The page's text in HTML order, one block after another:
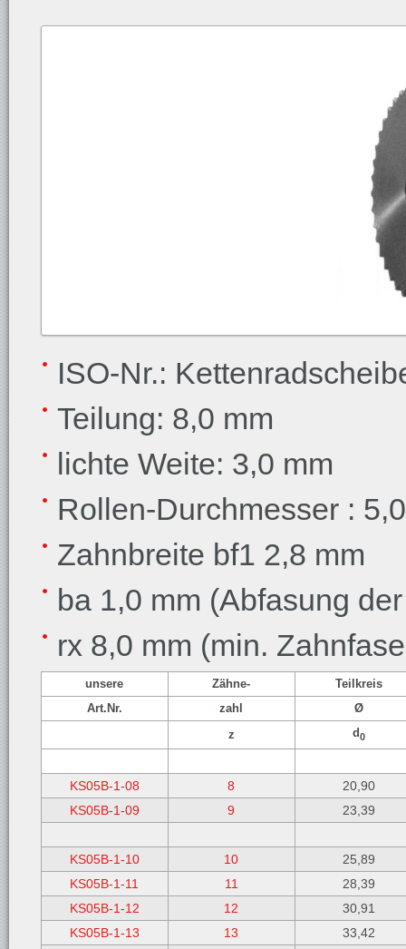
ISO-Nr.:
Teilung: 8,0 mm
lichte Weite: 3,0 mm
Rollen-Durchmesser :
Zahnbreite bf1 2,8 mm
ba 1,0 mm (Abfasung
rx 8,0 mm (min.
unsere Zähne-
Teilkreis
Art.Nr.
zahl
Ø
z
d0
KS05B-1-08 8
20,90
KS05B-1-09
9 23,39
KS05B-1-10 10
25,89
KS05B-1-11
11
28,39
KS05B-1-12
12
30,91
KS05B-1-13
13
33,42